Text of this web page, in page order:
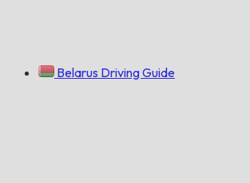
Belarus Driving Guide